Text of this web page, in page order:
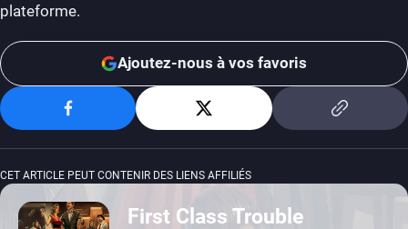
plateforme.
Ajoutez-nous à vos favoris
CET ARTICLE PEUT CONTENIR DES LIENS AFFILIÉS
First Class Trouble